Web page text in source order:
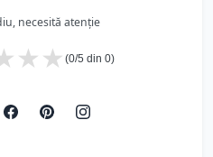
necesită atenție
★
★ (0/5 din 0)